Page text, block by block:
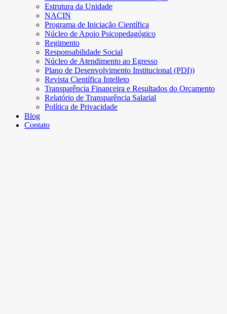
Estrutura da Unidade
NACIN
Programa de Iniciação Científica
Núcleo de Apoio Psicopedagógico
Regimento
Responsabilidade Social
Núcleo de Atendimento ao Egresso
Plano de Desenvolvimento Institucional (PDI))
Revista Científica Intelleto
Transparência Financeira e Resultados do Orçamento
Relatório de Transparência Salarial
Política de Privacidade
Blog
Contato